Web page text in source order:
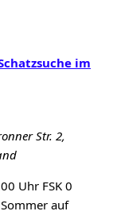
im
Str. 2,
Uhr FSK 0
auf